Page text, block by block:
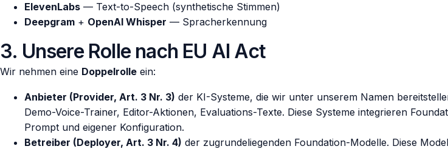
ElevenLabs — Text-to-Speech (synthetische Stimmen)
Deepgram + OpenAI Whisper — Spracherkennung
3. Unsere Rolle nach EU AI Act
Wir nehmen eine Doppelrolle ein:
Anbieter (Provider, Art. 3 Nr. 3) der KI-Systeme, die wir unter unserem Namen
Demo-Voice-Trainer, Editor-Aktionen, Evaluations-Texte. Diese Systeme integrieren
Prompt und eigener Konfiguration.
Betreiber (Deployer, Art. 3 Nr. 4) der zugrundeliegenden Foundation-Modelle. Diese